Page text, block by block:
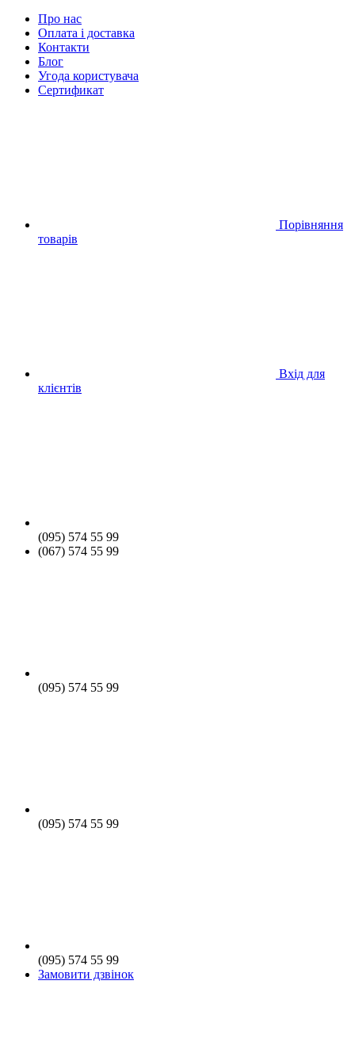
Про нас
Оплата і доставка
Контакти
Блог
Угода користувача
Сертификат
Порівняння
товарів
Вхід для
клієнтів
(095) 574 55 99
(067) 574 55 99
(095) 574 55 99
(095) 574 55 99
(095) 574 55 99
Замовити дзвінок